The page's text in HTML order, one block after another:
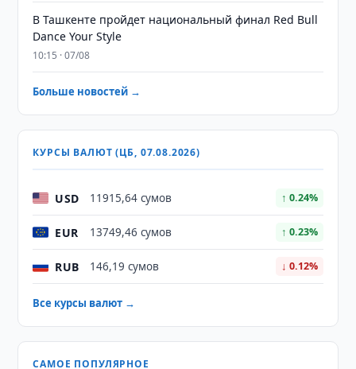
В Ташкенте пройдет национальный финал Red Bull
Dance Your Style
10:15 · 07/08
Больше новостей →
КУРСЫ ВАЛЮТ (ЦБ, 07.08.2026)
USD 11915,64 сумов ↑ 0.24%
EUR 13749,46 сумов ↑ 0.23%
RUB 146,19 сумов ↓ 0.12%
Все курсы валют →
САМОЕ ПОПУЛЯРНОЕ